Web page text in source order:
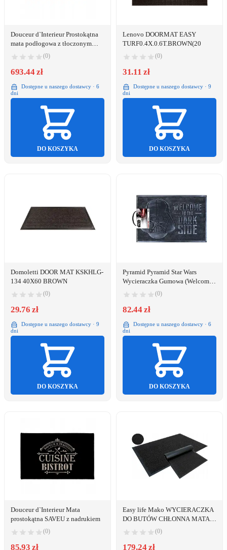
Douceur d`Interieur Prostokątna
mata podłogowa z tłoczonym
(0)
693.44 zł
Dostępne u naszego dostawcy · 6
dni
DO KOSZYKA
Lenovo DOORMAT EASY
TURF0.4X.0.6T.BROWN(20
(0)
31.11 zł
Dostępne u naszego dostawcy · 9
dni
DO KOSZYKA
Domoletti DOOR MAT KSKHLG-
134 40X60 BROWN
(0)
29.76 zł
Dostępne u naszego dostawcy · 9
dni
DO KOSZYKA
Pyramid Pyramid Star Wars
Wycieraczka Gumowa (Welcome
To The Darkside)
(0)
82.44 zł
Dostępne u naszego dostawcy · 6
dni
DO KOSZYKA
Douceur d`Interieur Mata
prostokątna SAVEU z nadrukiem
(0)
85.93 zł
Easy life Mako WYCIERACZKA
DO BUTÓW CHŁONNA MATA
WEJŚCIOWA 90X150cm SZARA
ZONE
(0)
179.24 zł